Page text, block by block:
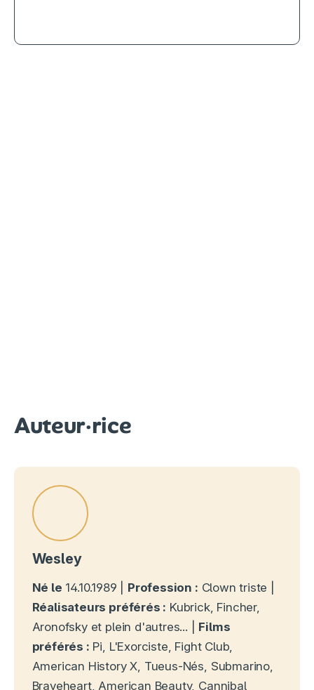
Auteur·rice
Wesley
Né le 14.10.1989 | Profession : Clown triste |
Réalisateurs préférés : Kubrick, Fincher,
Aronofsky et plein d'autres... | Films
préférés : Pi, L'Exorciste, Fight Club,
American History X, Tueus-Nés, Submarino,
Braveheart, American Beauty, Cannibal